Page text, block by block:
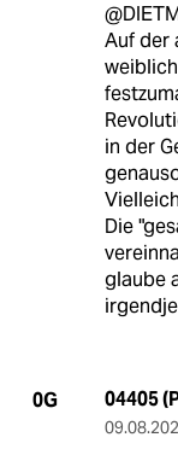
Auf der
in der
Die
glaube
0G 04405